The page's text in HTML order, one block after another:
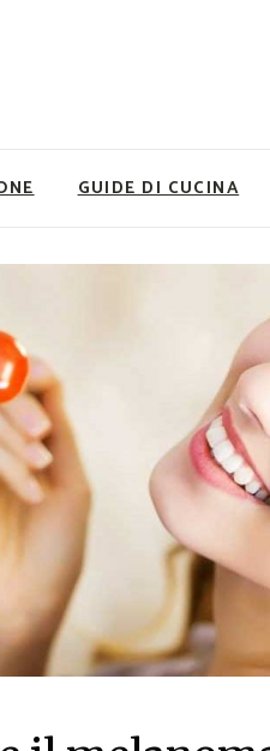
GUIDE DI CUCINA